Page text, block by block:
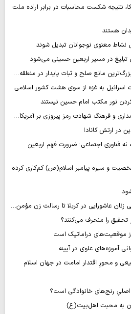
نتیجه شکست محاسبات در برابر اراده ملت
هستند
نشاط معنوی نوجوانان تبدیل شوند
تبلیغ در مسیر اربعین حسینی می‌شود
مانع صلح و ثبات پایدار در منطقه…
به غزه از سوی هشت کشور اسلامی
نور مکتب امام حسین نیستند
و فرهنگ شهادت رمز پیروزی بر آمریکا…
در ارتش کانادا
نه فناوری اجتماعی؛ ضرورت فهم اربعین
و سیره پیامبر اسلام(ص) کم‌کاری کرده
زنان عاشورایی در کربلا تا رسالت زن مؤمن…
تحقیق را منحرف می‌کنند؟
موقعیت‌های دراماتیک است
آموزه‌های علوی در آیینه…
و محورِ اقتدار امامت در جهان اسلام
اصلیِ رنج‌های خانوادگی است؟
به محبت اهل‌بیت(ع)